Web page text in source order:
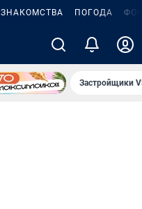
ЗНАКОМСТВА ПОГОДА
Застройщики